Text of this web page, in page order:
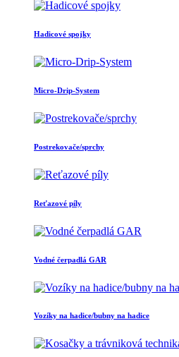
Hadicové spojky
Micro-Drip-System
Postrekovače/sprchy
Reťazové píly
Vodné čerpadlá GAR
Vozíky na hadice/bubny na hadice